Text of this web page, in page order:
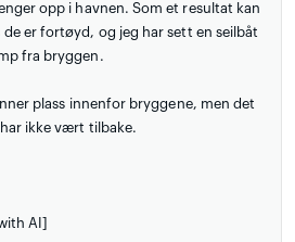
opp i havnen. Som et resultat kan
er fortøyd, og jeg har sett en seilbåt
fra bryggen.
plass innenfor bryggene, men det
ikke vært tilbake.
AI]